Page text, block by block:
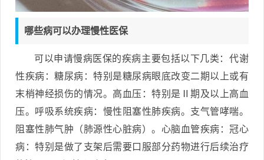
哪些病可以办理慢性医保
可以申请慢病医保的疾病主要包括以下几类：代谢
性疾病：糖尿病：特别是糖尿病眼底改变二期以上或有
末梢神经损伤的情况。高血压：特别是Ⅱ期及以上高血
压。呼吸系统疾病：慢性阻塞性肺疾病。支气管哮喘。
阻塞性肺气肿（肺源性心脏病）。心脑血管疾病：冠心
病：特别是做了支架后需要口服部分药物进行后续治疗